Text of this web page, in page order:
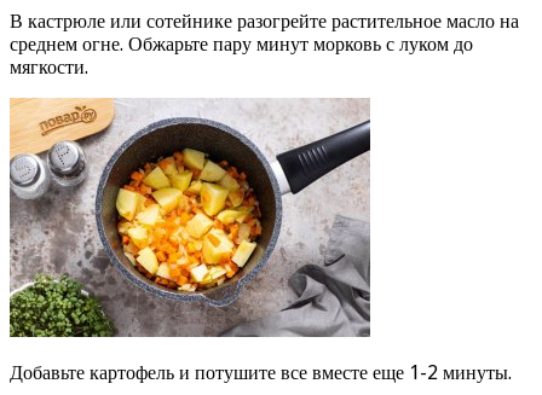
В кастрюле или сотейнике разогрейте растительное масло на
среднем огне. Обжарьте пару минут морковь с луком до
мягкости.
Добавьте картофель и потушите все вместе еще 1-2 минуты.